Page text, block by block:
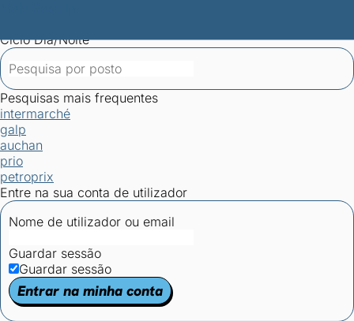
Ciclo Dia/Noite
Pesquisas mais frequentes
intermarché
galp
auchan
prio
petroprix
Entre na sua conta de utilizador
Nome de utilizador ou email
Guardar sessão
Guardar sessão
Entrar na minha conta